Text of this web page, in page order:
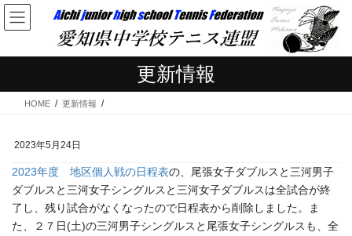
コ
ン
ン
へ
ナ
ビ
ー
ョ
更新情報
HOME 更新情報
2023年5月24日
2023年度 地区個人戦の日程表の、尾張女子ダブルスと三河男子
ダブルスと三河女子シングルスと三河女子ダブルスは全試合が終
了し、残り試合がなくなったので日程表から削除しました。ま
た、２７日(土)の三河男子シングルスと尾張女子シングルスも、全